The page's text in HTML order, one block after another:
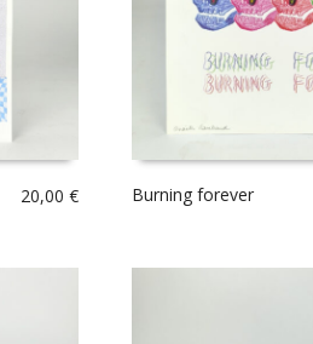
20,00 € Burning forever